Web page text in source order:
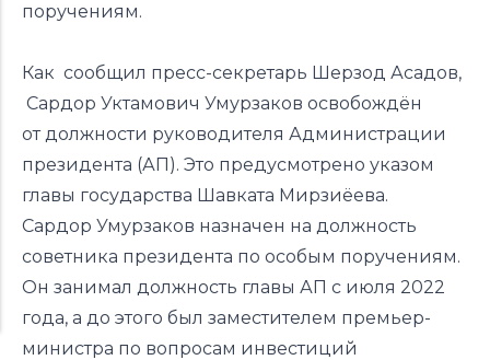
поручениям.
Как сообщил пресс-секретарь Шерзод Асадов,
Сардор Уктамович Умурзаков освобождён
от должности руководителя Администрации
президента (АП). Это предусмотрено указом
главы государства Шавката Мирзиёева.
Сардор Умурзаков назначен на должность
советника президента по особым поручениям.
Он занимал должность главы АП с июля 2022
года, а до этого был заместителем премьер-
министра по вопросам инвестиций